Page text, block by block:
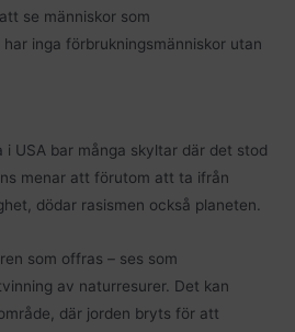
se människor som
inga förbrukningsmänniskor utan
i USA bar många skyltar där det stod
menar att förutom att ta ifrån
dödar rasismen också planeten.
som offras – ses som
av naturresurer. Det kan
där jorden bryts för att